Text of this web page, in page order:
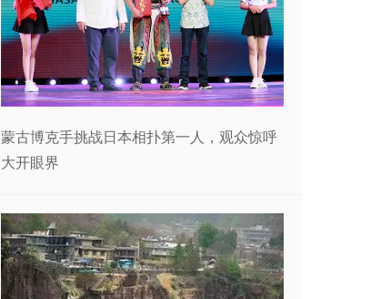
蒙古博克手挑战日本相扑第一人，观众惊呼
大开眼界